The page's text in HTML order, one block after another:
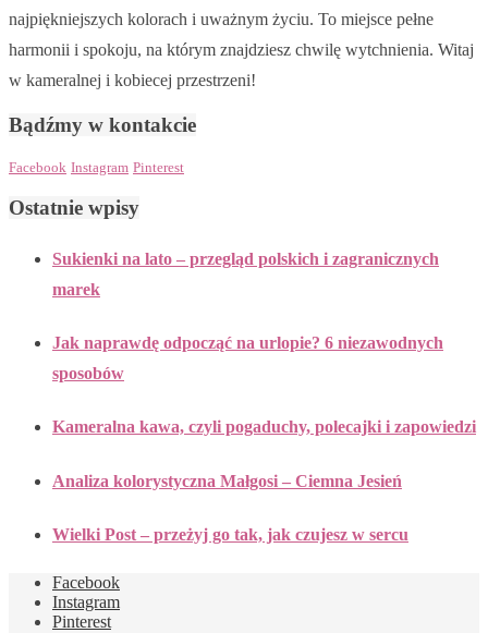
najpiękniejszych kolorach i uważnym życiu. To miejsce pełne
harmonii i spokoju, na którym znajdziesz chwilę wytchnienia. Witaj
w kameralnej i kobiecej przestrzeni!
Bądźmy w kontakcie
Facebook Instagram Pinterest
Ostatnie wpisy
Sukienki na lato – przegląd polskich i zagranicznych
marek
Jak naprawdę odpocząć na urlopie? 6 niezawodnych
sposobów
Kameralna kawa, czyli pogaduchy, polecajki i zapowiedzi
Analiza kolorystyczna Małgosi – Ciemna Jesień
Wielki Post – przeżyj go tak, jak czujesz w sercu
Facebook
Instagram
Pinterest